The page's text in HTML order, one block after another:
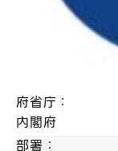
府省庁：
内閣府
部署：